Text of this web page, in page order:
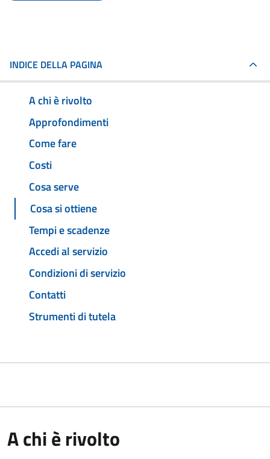
INDICE DELLA PAGINA
A chi è rivolto
Approfondimenti
Come fare
Costi
Cosa serve
Cosa si ottiene
Tempi e scadenze
Accedi al servizio
Condizioni di servizio
Contatti
Strumenti di tutela
A chi è rivolto